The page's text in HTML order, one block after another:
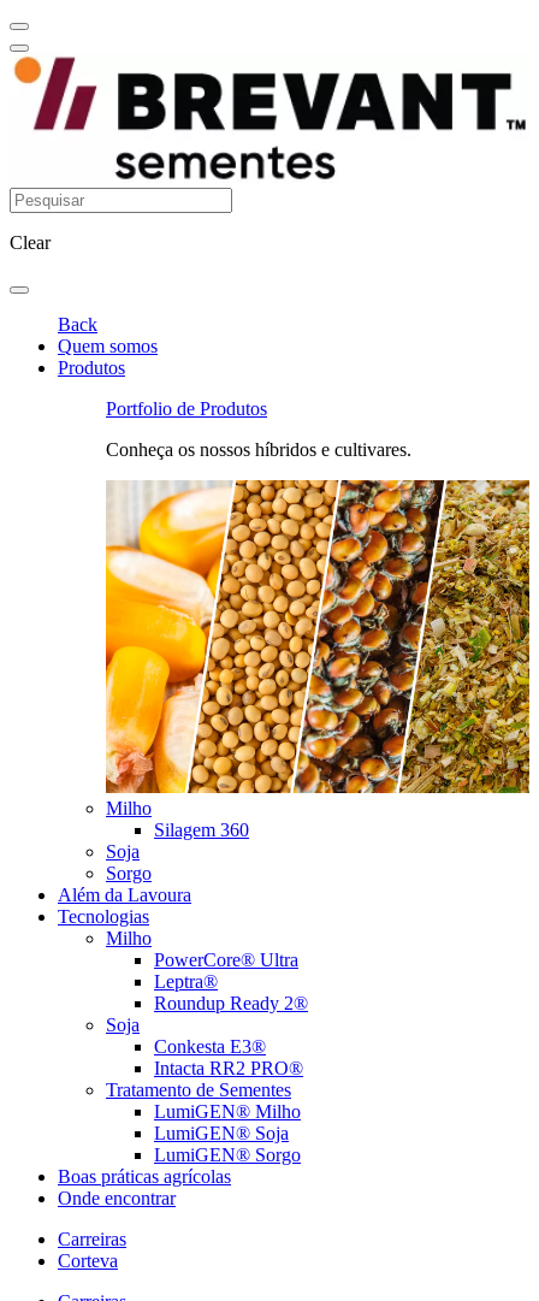
Clear
Back
Quem somos
Produtos
Portfolio de Produtos
Conheça os nossos híbridos e cultivares.
Milho
Silagem 360
Soja
Sorgo
Além da Lavoura
Tecnologias
Milho
PowerCore® Ultra
Leptra®
Roundup Ready 2®
Soja
Conkesta E3®
Intacta RR2 PRO®
Tratamento de Sementes
LumiGEN® Milho
LumiGEN® Soja
LumiGEN® Sorgo
Boas práticas agrícolas
Onde encontrar
Carreiras
Corteva